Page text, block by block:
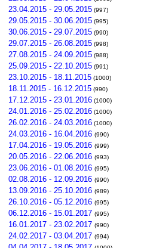
23.04.2015 - 29.05.2015 (997)
29.05.2015 - 30.06.2015 (995)
30.06.2015 - 29.07.2015 (990)
29.07.2015 - 26.08.2015 (998)
27.08.2015 - 24.09.2015 (988)
25.09.2015 - 22.10.2015 (991)
23.10.2015 - 18.11.2015 (1000)
18.11.2015 - 16.12.2015 (990)
17.12.2015 - 23.01.2016 (1000)
24.01.2016 - 25.02.2016 (1000)
26.02.2016 - 24.03.2016 (1000)
24.03.2016 - 16.04.2016 (990)
17.04.2016 - 19.05.2016 (999)
20.05.2016 - 22.06.2016 (993)
23.06.2016 - 01.08.2016 (995)
02.08.2016 - 12.09.2016 (990)
13.09.2016 - 25.10.2016 (989)
26.10.2016 - 05.12.2016 (995)
06.12.2016 - 15.01.2017 (995)
16.01.2017 - 23.02.2017 (990)
24.02.2017 - 03.04.2017 (994)